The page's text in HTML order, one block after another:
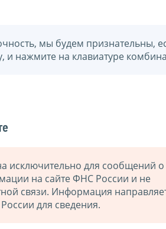
мы будем признательны,
нажмите на клавиатуре
исключительно для сообщений о
на сайте ФНС России и не
связи. Информация
для сведения.